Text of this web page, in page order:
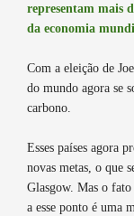
representam mais
da economia
Com a eleição de
do mundo agora se
carbono.
Esses países agora
novas metas, o que
Glasgow. Mas o fato
a esse ponto é uma